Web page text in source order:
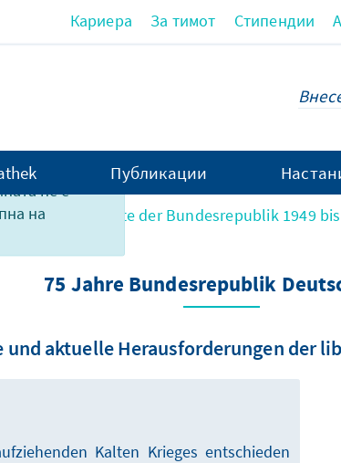
не е
на
Кариера За тимот Стипендии
Публикации
Geschichte der Bundesrepublik 1949
75 Jahre Bundesrepublik
und aktuelle Herausforderungen der
Kalten Krieges entschieden